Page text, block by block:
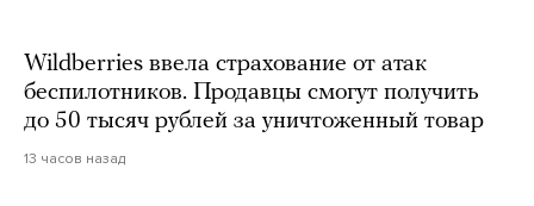
Wildberries ввела страхование от атак
беспилотников. Продавцы смогут получить
до 50 тысяч рублей за уничтоженный товар
13 часов назад